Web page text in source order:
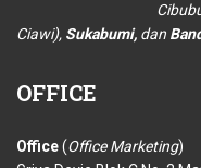
Ciawi), Sukabumi, dan
OFFICE
Office(Office Marketing)